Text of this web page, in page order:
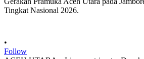
•
Follow